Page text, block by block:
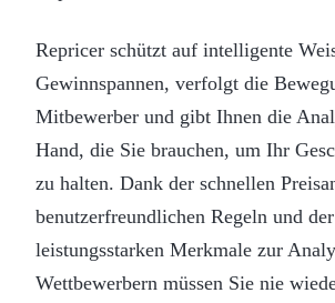
Repricer schützt auf intelligente
Gewinnspannen, verfolgt die
Mitbewerber und gibt Ihnen die
Hand, die Sie brauchen, um Ihr
zu halten. Dank der schnellen
benutzerfreundlichen Regeln und der
leistungsstarken Merkmale zur
Wettbewerbern müssen Sie nie